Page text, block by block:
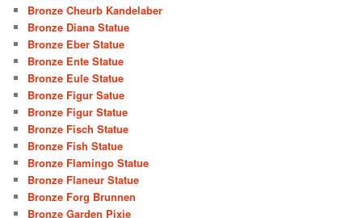
Bronze Cheurb Kandelaber
Bronze Diana Statue
Bronze Eber Statue
Bronze Ente Statue
Bronze Eule Statue
Bronze Figur Satue
Bronze Figur Statue
Bronze Fisch Statue
Bronze Fish Statue
Bronze Flamingo Statue
Bronze Flaneur Statue
Bronze Forg Brunnen
Bronze Garden Pixie